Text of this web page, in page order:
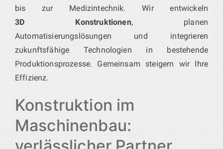
bis zur Medizintechnik. Wir entwickeln
3D Konstruktionen, planen
Automatisierungslösungen und integrieren
zukunftsfähige Technologien in bestehende
Produktionsprozesse. Gemeinsam steigern wir Ihre
Effizienz.
Konstruktion im
Maschinenbau: